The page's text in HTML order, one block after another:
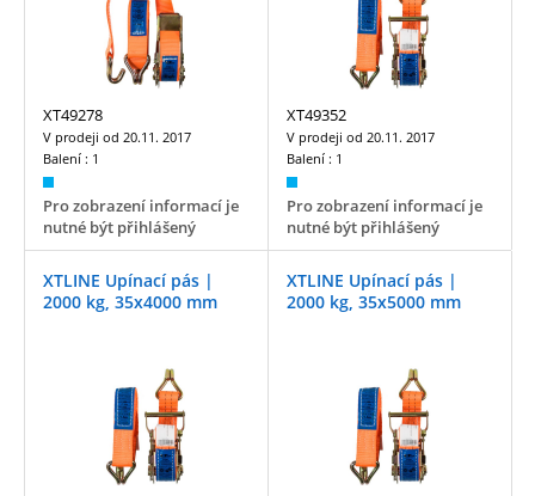
XT49278
V prodeji od 20.11. 2017
Balení : 1
Pro zobrazení informací je
nutné být přihlášený
XT49352
V prodeji od 20.11. 2017
Balení : 1
Pro zobrazení informací je
nutné být přihlášený
XTLINE Upínací pás |
2000 kg, 35x4000 mm
XTLINE Upínací pás |
2000 kg, 35x5000 mm